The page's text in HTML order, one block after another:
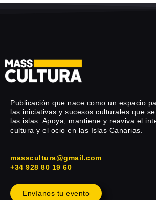
Publicación que nace como un espacio
las iniciativas y sucesos culturales que
las islas. Apoya, mantiene y reaviva el
cultura y el ocio en las Islas Canarias.
masscultura@gmail.com
+34 928 80 19 60
Envíanos tu evento